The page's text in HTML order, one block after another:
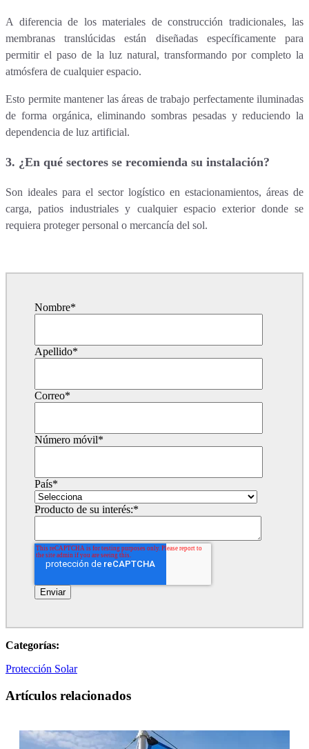
A diferencia de los materiales de construcción tradicionales, las
membranas translúcidas están diseñadas específicamente para
permitir el paso de la luz natural, transformando por completo la
atmósfera de cualquier espacio.
Esto permite mantener las áreas de trabajo perfectamente iluminadas
de forma orgánica, eliminando sombras pesadas y reduciendo la
dependencia de luz artificial.
3. ¿En qué sectores se recomienda su instalación?
Son ideales para el sector logístico en estacionamientos, áreas de
carga, patios industriales y cualquier espacio exterior donde se
requiera proteger personal o mercancía del sol.
Nombre*
Apellido*
Correo*
Número móvil*
País*
Producto de su interés:*
Categorías:
Protección Solar
Artículos relacionados